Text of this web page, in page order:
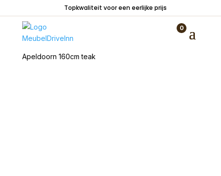
Topkwaliteit voor een eerlijke prijs
0
Apeldoorn 160cm teak